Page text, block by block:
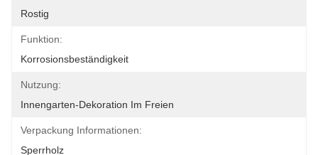
Rostig
Funktion:
Korrosionsbeständigkeit
Nutzung:
Innengarten-Dekoration Im Freien
Verpackung Informationen:
Sperrholz